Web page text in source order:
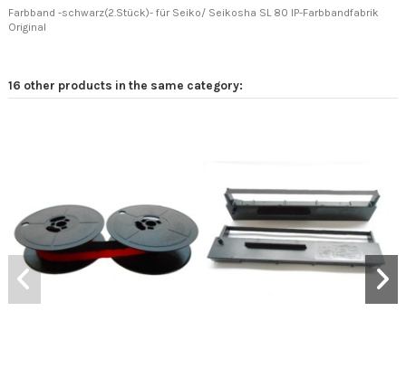
Farbband -schwarz(2.Stück)- für Seiko/ Seikosha SL 80 IP-Farbbandfabrik
Original
16 other products in the same category: